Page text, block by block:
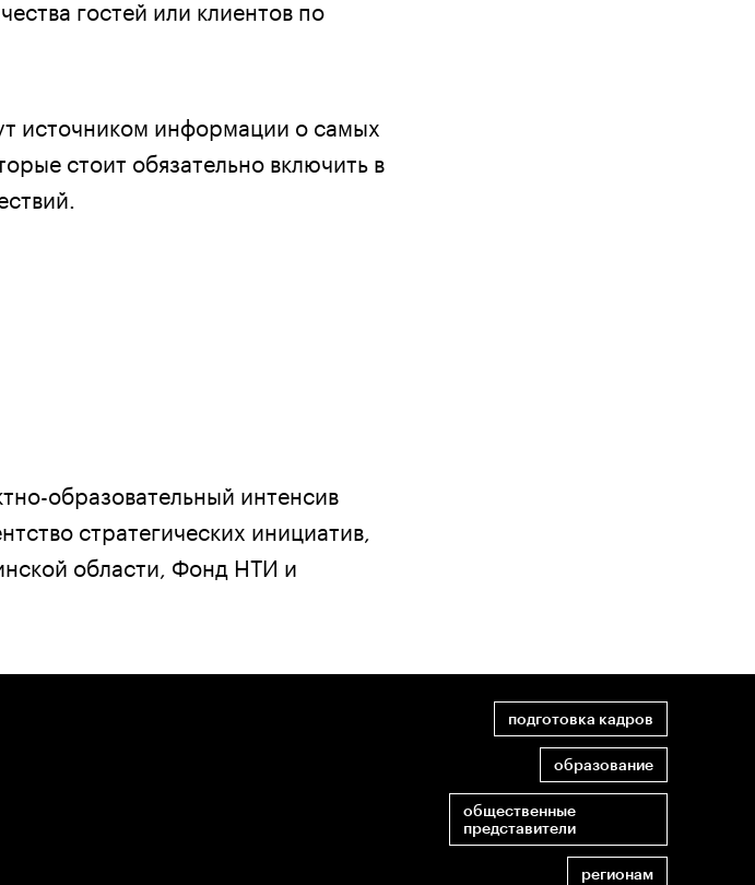
гостей или клиентов по
источником информации о самых
стоит обязательно включить в
образовательный интенсив
стратегических инициатив,
области, Фонд НТИ и
подготовка кадров
образование
общественные
представители
регионам